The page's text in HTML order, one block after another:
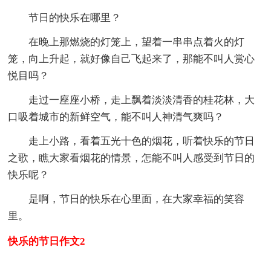
节日的快乐在哪里？
在晚上那燃烧的灯笼上，望着一串串点着火的灯
笼，向上升起，就好像自己飞起来了，那能不叫人赏心
悦目吗？
走过一座座小桥，走上飘着淡淡清香的桂花林，大
口吸着城市的新鲜空气，能不叫人神清气爽吗？
走上小路，看着五光十色的烟花，听着快乐的节日
之歌，瞧大家看烟花的情景，怎能不叫人感受到节日的
快乐呢？
是啊，节日的快乐在心里面，在大家幸福的笑容
里。
快乐的节日作文2